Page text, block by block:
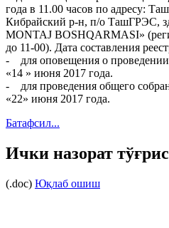
года в 11.00 часов по адресу:
Кибрайский р-н, п/о ТашГРЭС,
MONTAJ BOSHQARMASI»
до 11-00). Дата составления
- для оповещения о проведении
«14 » июня 2017 года.
- для проведения общего
«22» июня 2017 года.
Батафсил...
Ички назорат
(.doc) Юқлаб ошиш